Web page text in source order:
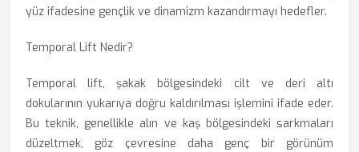
yüz ifadesine gençlik ve dinamizm kazandırmayı hedefler.
Temporal Lift Nedir?
Temporal lift, şakak bölgesindeki cilt ve deri altı
dokularının yukarıya doğru kaldırılması işlemini ifade eder.
Bu teknik, genellikle alın ve kaş bölgesindeki sarkmaları
düzeltmek, göz çevresine daha genç bir görünüm